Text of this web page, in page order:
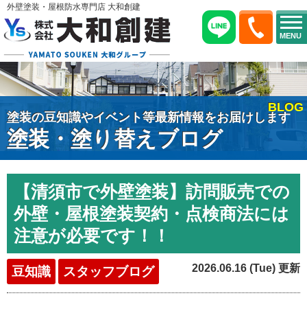
MENU
外壁塗装・屋根防水専門店 大和創建
塗装の豆知識やイベント等最新情報をお届けします
塗装・塗り替えブログ
BLOG
【清須市で外壁塗装】訪問販売での
外壁・屋根塗装契約・点検商法には
注意が必要です！！
豆知識 スタッフブログ 2026.06.16 (Tue) 更新